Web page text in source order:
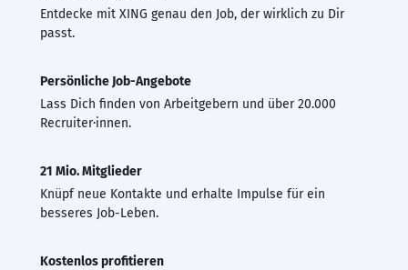
Entdecke mit XING genau den Job, der wirklich zu Dir
passt.
Persönliche Job-Angebote
Lass Dich finden von Arbeitgebern und über 20.000
Recruiter·innen.
21 Mio. Mitglieder
Knüpf neue Kontakte und erhalte Impulse für ein
besseres Job-Leben.
Kostenlos profitieren